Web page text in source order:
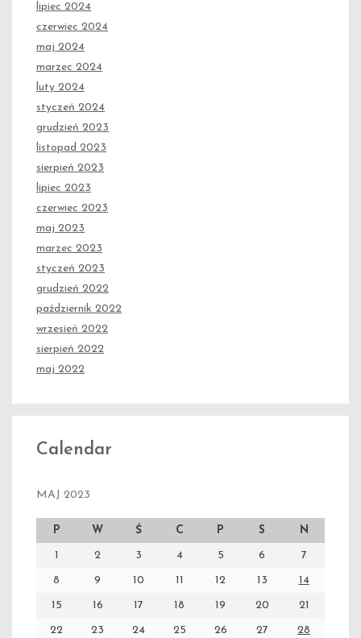
lipiec 2024
czerwiec 2024
maj 2024
marzec 2024
luty 2024
styczeń 2024
grudzień 2023
listopad 2023
sierpień 2023
lipiec 2023
czerwiec 2023
maj 2023
marzec 2023
styczeń 2023
grudzień 2022
październik 2022
wrzesień 2022
sierpień 2022
maj 2022
Calendar
MAJ 2023
P W Ś C P S N
1 2 3 4 5 6 7
8 9 10 11 12 13 14
15 16 17 18 19 20 21
22 23 24 25 26 27 28